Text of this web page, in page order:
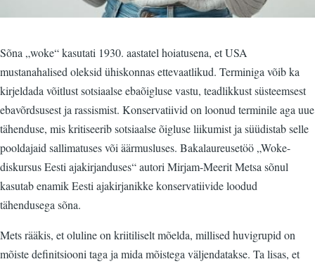
Sõna „woke“ kasutati 1930. aastatel hoiatusena, et USA
mustanahalised oleksid ühiskonnas ettevaatlikud. Terminiga võib ka
kirjeldada võitlust sotsiaalse ebaõigluse vastu, teadlikkust süsteemsest
ebavõrdsusest ja rassismist. Konservatiivid on loonud terminile aga uue
tähenduse, mis kritiseerib sotsiaalse õigluse liikumist ja süüdistab selle
pooldajaid sallimatuses või äärmusluses. Bakalaureusetöö „Woke-
diskursus Eesti ajakirjanduses“ autori Mirjam-Meerit Metsa sõnul
kasutab enamik Eesti ajakirjanikke konservatiivide loodud
tähendusega sõna.
Mets rääkis, et oluline on kriitiliselt mõelda, millised huvigrupid on
mõiste definitsiooni taga ja mida mõistega väljendatakse. Ta lisas, et